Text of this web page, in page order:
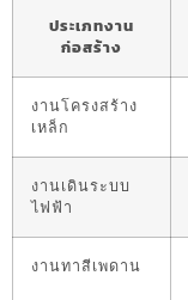
ประเภทงาน
ก่อสร้าง
งานโครงสร้าง
เหล็ก
งานเดินระบบ
ไฟฟ้า
งานทาสีเพดาน